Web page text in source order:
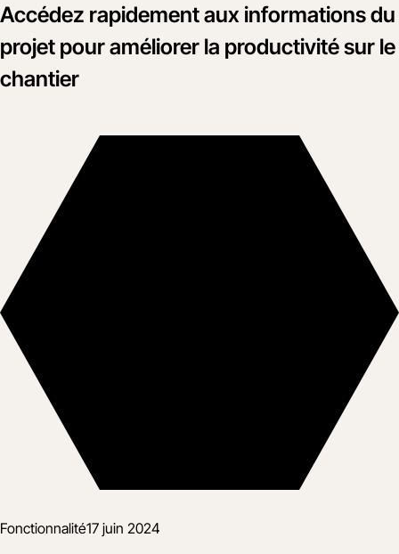
Accédez rapidement aux informations du
projet pour améliorer la productivité sur le
chantier
Fonctionnalité17 juin 2024